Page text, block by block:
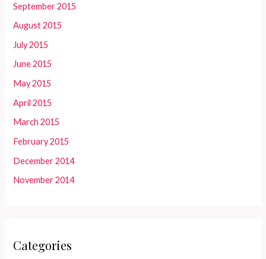
September 2015
August 2015
July 2015
June 2015
May 2015
April 2015
March 2015
February 2015
December 2014
November 2014
Categories